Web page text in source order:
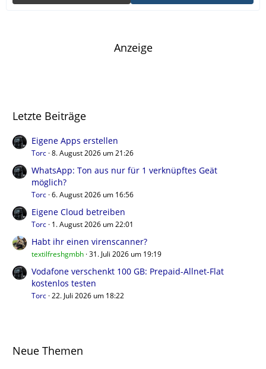
Anzeige
Letzte Beiträge
Eigene Apps erstellen
Torc 8. August 2026 um 21:26
WhatsApp: Ton aus nur für 1 verknüpftes Geät
möglich?
Torc 6. August 2026 um 16:56
Eigene Cloud betreiben
Torc 1. August 2026 um 22:01
Habt ihr einen virenscanner?
textilfreshgmbh 31. Juli 2026 um 19:19
Vodafone verschenkt 100 GB: Prepaid-Allnet-Flat
kostenlos testen
Torc 22. Juli 2026 um 18:22
Neue Themen